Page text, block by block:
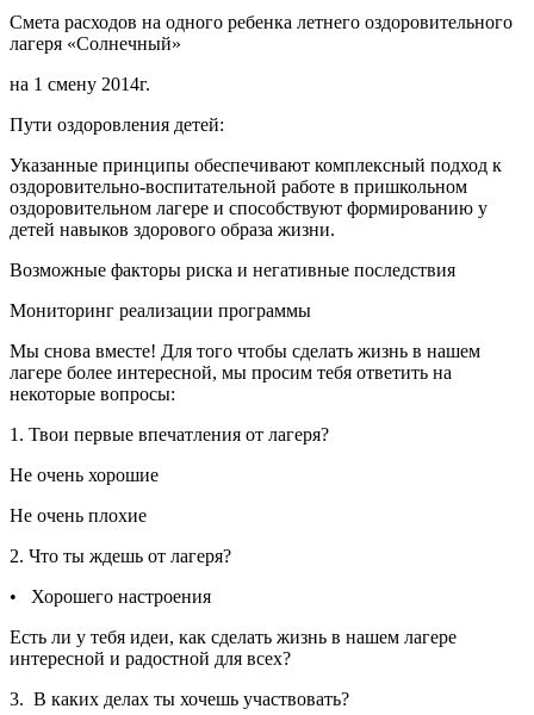
Смета расходов на одного ребенка летнего оздоровительного
лагеря «Солнечный»
на 1 смену 2014г.
Пути оздоровления детей:
Указанные принципы обеспечивают комплексный подход к
оздоровительно-воспитательной работе в пришкольном
оздоровительном лагере и способствуют формированию у
детей навыков здорового образа жизни.
Возможные факторы риска и негативные последствия
Мониторинг реализации программы
Мы снова вместе! Для того чтобы сделать жизнь в нашем
лагере более интересной, мы просим тебя ответить на
некоторые вопросы:
1. Твои первые впечатления от лагеря?
Не очень хорошие
Не очень плохие
2. Что ты ждешь от лагеря?
• Хорошего настроения
Есть ли у тебя идеи, как сделать жизнь в нашем лагере
интересной и радостной для всех?
3. В каких делах ты хочешь участвовать?